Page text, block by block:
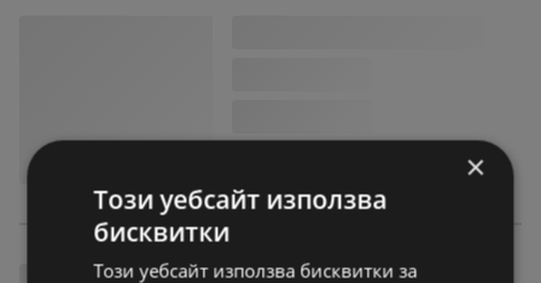
×
Този уебсайт използва
бисквитки
Този уебсайт използва бисквитки за